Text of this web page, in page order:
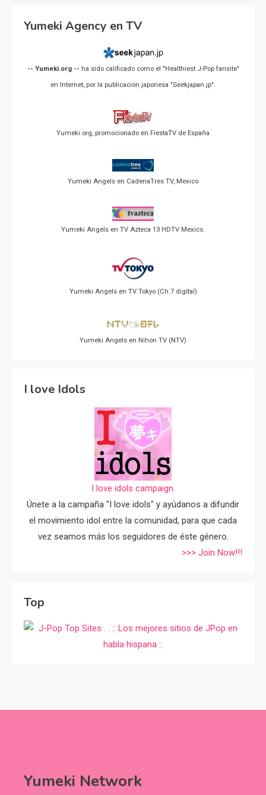
Yumeki Agency en TV
-- Yumeki.org -- ha sido calificado como el "Healthiest J-Pop fansite"
en Internet, por la publicación japonesa "Seekjapan.jp".
Yumeki.org, promocionado en FiestaTV de España
Yumeki Angels en CadenaTres TV, Mexico
Yumeki Angels en TV Azteca 13 HDTV Mexico.
Yumeki Angels en TV Tokyo (Ch 7 digital)
Yumeki Angels en Nihon TV (NTV)
I love Idols
I love idols campaign.
Únete a la campaña "I love idols" y ayúdanos a difundir
el movimiento idol entre la comunidad, para que cada
vez seamos más los seguidores de éste género.
>>> Join Now!!!
Top
Yumeki Network